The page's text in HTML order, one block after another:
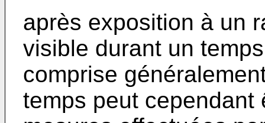
après exposition à un
visible durant un
comprise
temps peut cependant